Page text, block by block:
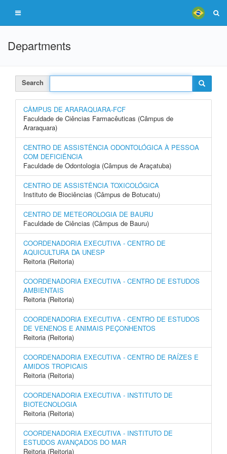
Departments
Search
CÂMPUS DE ARARAQUARA-FCF
Faculdade de Ciências Farmacêuticas (Câmpus de
Araraquara)
CENTRO DE ASSISTÊNCIA ODONTOLÓGICA À PESSOA
COM DEFICIÊNCIA
Faculdade de Odontologia (Câmpus de Araçatuba)
CENTRO DE ASSISTÊNCIA TOXICOLÓGICA
Instituto de Biociências (Câmpus de Botucatu)
CENTRO DE METEOROLOGIA DE BAURU
Faculdade de Ciências (Câmpus de Bauru)
COORDENADORIA EXECUTIVA - CENTRO DE
AQUICULTURA DA UNESP
Reitoria (Reitoria)
COORDENADORIA EXECUTIVA - CENTRO DE ESTUDOS
AMBIENTAIS
Reitoria (Reitoria)
COORDENADORIA EXECUTIVA - CENTRO DE ESTUDOS
DE VENENOS E ANIMAIS PEÇONHENTOS
Reitoria (Reitoria)
COORDENADORIA EXECUTIVA - CENTRO DE RAÍZES E
AMIDOS TROPICAIS
Reitoria (Reitoria)
COORDENADORIA EXECUTIVA - INSTITUTO DE
BIOTECNOLOGIA
Reitoria (Reitoria)
COORDENADORIA EXECUTIVA - INSTITUTO DE
ESTUDOS AVANÇADOS DO MAR
Reitoria (Reitoria)